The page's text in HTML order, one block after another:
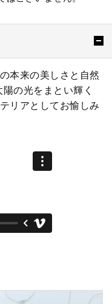
本来の美しさと自然
の光をまとい輝く
リアとしてお愉しみ